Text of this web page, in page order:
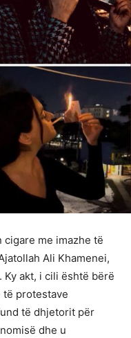
cigare me imazhe të
Ali Khamenei,
Ky akt, i cili është bërë
të protestave
të dhjetorit për
dhe u